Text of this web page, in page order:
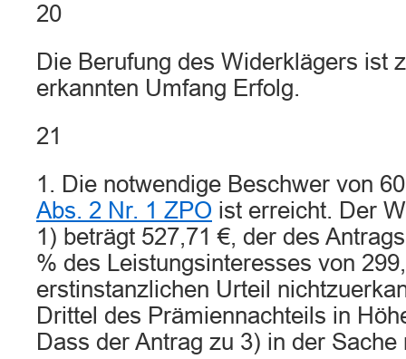
20
Die Berufung des Widerklägers ist
erkannten Umfang Erfolg.
21
1. Die notwendige Beschwer von
Abs. 2 Nr. 1 ZPO ist erreicht. Der
1) beträgt 527,71 €, der des
% des Leistungsinteresses von
erstinstanzlichen Urteil
Drittel des Prämiennachteils in
Dass der Antrag zu 3) in der Sache